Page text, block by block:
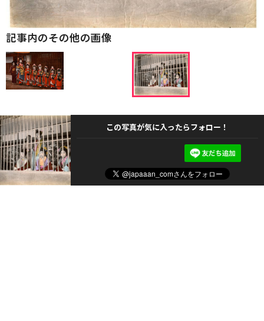
記事内のその他の画像
この写真が気に入ったらフォロー！